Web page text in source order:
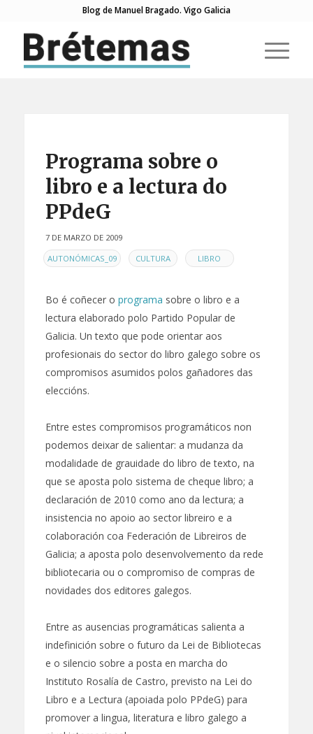
Blog de Manuel Bragado. Vigo Galicia
Programa sobre o
libro e a lectura do
PPdeG
7 DE MARZO DE 2009
ENAUTONÓMICAS_09 , CULTURA , LIBRO
Bo é coñecer o programa sobre o libro e a
lectura elaborado polo Partido Popular de
Galicia. Un texto que pode orientar aos
profesionais do sector do libro galego sobre os
compromisos asumidos polos gañadores das
eleccións.
Entre estes compromisos programáticos non
podemos deixar de salientar: a mudanza da
modalidade de grauidade do libro de texto, na
que se aposta polo sistema de cheque libro; a
declaración de 2010 como ano da lectura; a
insistencia no apoio ao sector libreiro e a
colaboración coa Federación de Libreiros de
Galicia; a aposta polo desenvolvemento da rede
bibliotecaria ou o compromiso de compras de
novidades dos editores galegos.
Entre as ausencias programáticas salienta a
indefinición sobre o futuro da Lei de Bibliotecas
e o silencio sobre a posta en marcha do
Instituto Rosalía de Castro, previsto na Lei do
Libro e a Lectura (apoiada polo PPdeG) para
promover a lingua, literatura e libro galego a